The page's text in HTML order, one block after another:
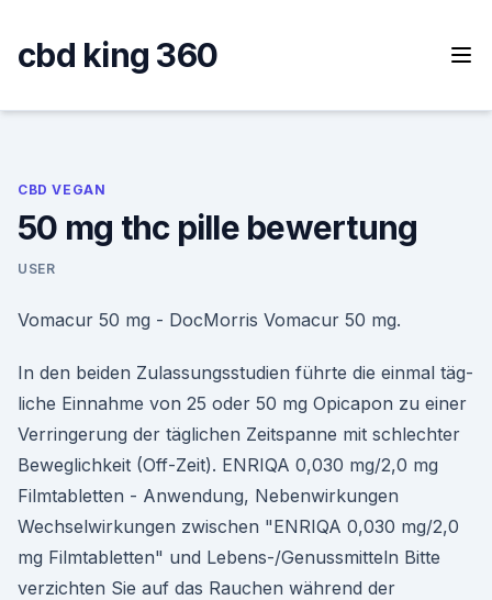
content
cbd king 360
CBD VEGAN
50 mg thc pille bewertung
USER
Vomacur 50 mg - DocMorris Vomacur 50 mg.
In den beiden Zulassungsstudien führte die einmal täg­
liche Einnahme von 25 oder 50 mg Opicapon zu einer
Verringerung der täglichen Zeitspanne mit schlechter
Beweglichkeit (Off-Zeit). ENRIQA 0,030 mg/2,0 mg
Filmtabletten - Anwendung, Nebenwirkungen
Wechselwirkungen zwischen "ENRIQA 0,030 mg/2,0
mg Filmtabletten" und Lebens-/Genussmitteln Bitte
verzichten Sie auf das Rauchen während der